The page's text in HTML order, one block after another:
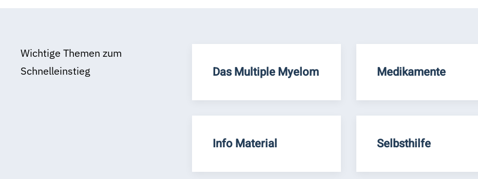
Wichtige Themen zum
Schnelleinstieg
Das Multiple Myelom Medikamente
Info Material Selbsthilfe